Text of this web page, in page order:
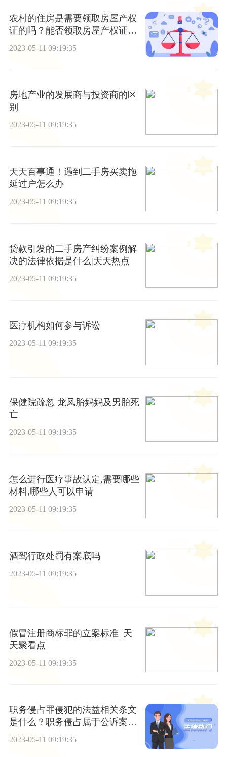
农村的住房是需要领取房屋产权
证的吗？能否领取房屋产权证的
2023-05-11 09:19:35
房地产业的发展商与投资商的区
别
2023-05-11 09:19:35
天天百事通！遇到二手房买卖拖
延过户怎么办
2023-05-11 09:19:35
贷款引发的二手房产纠纷案例解
决的法律依据是什么|天天热点
2023-05-11 09:19:35
医疗机构如何参与诉讼
2023-05-11 09:19:35
保健院疏忽 龙凤胎妈妈及男胎死
亡
2023-05-11 09:19:35
怎么进行医疗事故认定,需要哪些
材料,哪些人可以申请
2023-05-11 09:19:35
酒驾行政处罚有案底吗
2023-05-11 09:19:35
假冒注册商标罪的立案标准_天
天聚看点
2023-05-11 09:19:35
职务侵占罪侵犯的法益相关条文
是什么？职务侵占属于公诉案件
2023-05-11 09:19:35